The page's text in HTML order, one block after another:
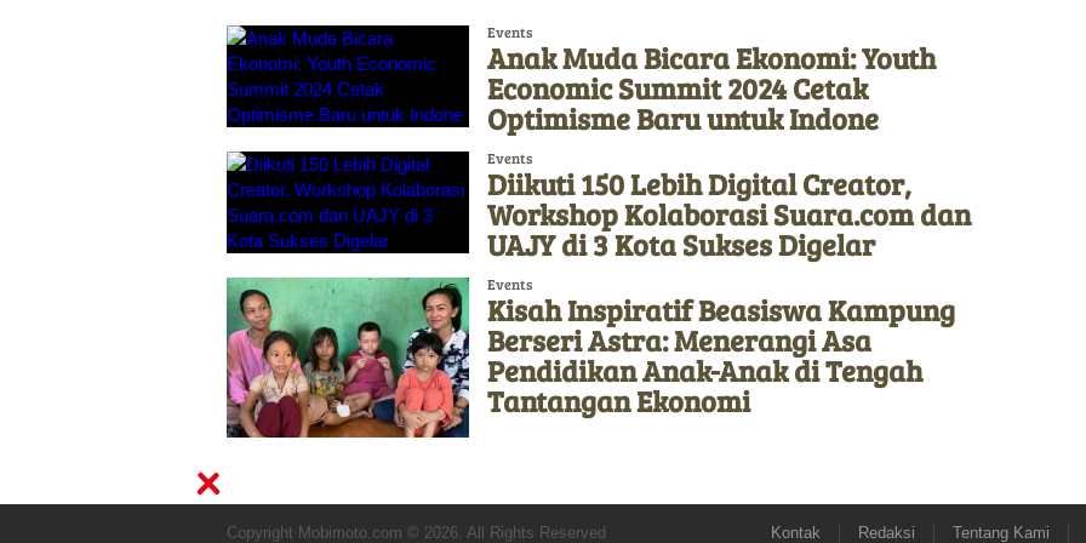
Events
Anak Muda Bicara Ekonomi: Youth
Economic Summit 2024 Cetak
Optimisme Baru untuk Indone
Events
Diikuti 150 Lebih Digital Creator,
Workshop Kolaborasi Suara.com dan
UAJY di 3 Kota Sukses Digelar
Events
Kisah Inspiratif Beasiswa Kampung
Berseri Astra: Menerangi Asa
Pendidikan Anak-Anak di Tengah
Tantangan Ekonomi
Copyright Mobimoto.com © 2026. All Rights Reserved Kontak Redaksi Tentang Kami